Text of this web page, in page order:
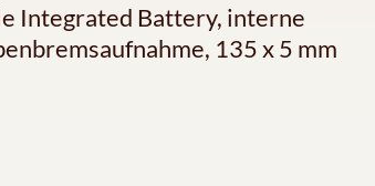
Integrated Battery, interne
135 x 5 mm